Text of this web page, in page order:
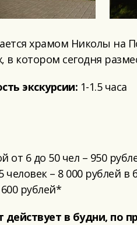
храмом Николы на
в котором сегодня
экскурсии: 1-1.5 часа
от 6 до 50 чел – 950
человек – 8 000 рублей
рублей*
действует в будни, по